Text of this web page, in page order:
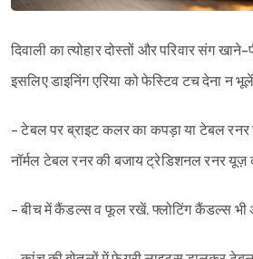
दिवाली का त्योहार दोस्तों और परिवार संग खाने-
इसलिए डाइनिंग एरिया को फेस्टिव टच देना न
- टेबल पर ब्राइट कलर का कपड़ा या टेबल
नॉर्मल टेबल रनर की बजाय ट्रेडिशनल रनर यूज़
- बीच में कैंडल्स व फूल रखें. फ्लोटिंग कैंडल्स भी